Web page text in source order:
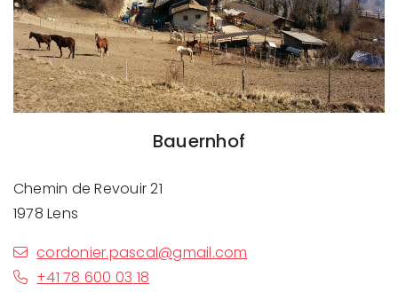
Bauernhof
Chemin de Revouir 21
1978 Lens
cordonier.pascal@gmail.com
+41 78 600 03 18